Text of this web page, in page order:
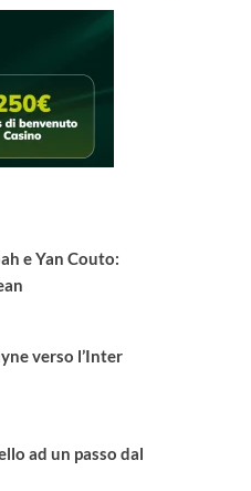
e Yan Couto:
verso l’Inter
ad un passo dal